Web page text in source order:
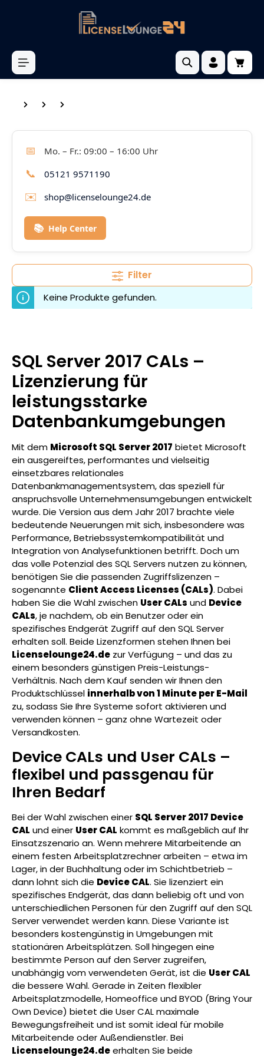
📅 Mo. – Fr.: 09:00 – 16:00 Uhr
📞 05121 9571190
✉️ shop@licenselounge24.de
📚 Help Center
Filter
Keine Produkte gefunden.
SQL Server 2017 CALs –
Lizenzierung für
leistungsstarke
Datenbankumgebungen
Mit dem Microsoft SQL Server 2017 bietet Microsoft
ein ausgereiftes, performantes und vielseitig
einsetzbares relationales
Datenbankmanagementsystem, das speziell für
anspruchsvolle Unternehmensumgebungen entwickelt
wurde. Die Version aus dem Jahr 2017 brachte viele
bedeutende Neuerungen mit sich, insbesondere was
Performance, Betriebssystemkompatibilität und
Integration von Analysefunktionen betrifft. Doch um
das volle Potenzial des SQL Servers nutzen zu können,
benötigen Sie die passenden Zugriffslizenzen –
sogenannte Client Access Licenses (CALs). Dabei
haben Sie die Wahl zwischen User CALs und Device
CALs, je nachdem, ob ein Benutzer oder ein
spezifisches Endgerät Zugriff auf den SQL Server
erhalten soll. Beide Lizenzformen stehen Ihnen bei
Licenselounge24.de zur Verfügung – und das zu
einem besonders günstigen Preis-Leistungs-
Verhältnis. Nach dem Kauf senden wir Ihnen den
Produktschlüssel innerhalb von 1 Minute per E-Mail
zu, sodass Sie Ihre Systeme sofort aktivieren und
verwenden können – ganz ohne Wartezeit oder
Versandkosten.
Device CALs und User CALs –
flexibel und passgenau für
Ihren Bedarf
Bei der Wahl zwischen einer SQL Server 2017 Device
CAL und einer User CAL kommt es maßgeblich auf Ihr
Einsatzszenario an. Wenn mehrere Mitarbeitende an
einem festen Arbeitsplatzrechner arbeiten – etwa im
Lager, in der Buchhaltung oder im Schichtbetrieb –
dann lohnt sich die Device CAL. Sie lizenziert ein
spezifisches Endgerät, das dann beliebig oft und von
unterschiedlichen Personen für den Zugriff auf den SQL
Server verwendet werden kann. Diese Variante ist
besonders kostengünstig in Umgebungen mit
stationären Arbeitsplätzen. Soll hingegen eine
bestimmte Person auf den Server zugreifen,
unabhängig vom verwendeten Gerät, ist die User CAL
die bessere Wahl. Gerade in Zeiten flexibler
Arbeitsplatzmodelle, Homeoffice und BYOD (Bring Your
Own Device) bietet die User CAL maximale
Bewegungsfreiheit und ist somit ideal für mobile
Mitarbeitende oder Außendienstler. Bei
Licenselounge24.deerhalten Sie beide